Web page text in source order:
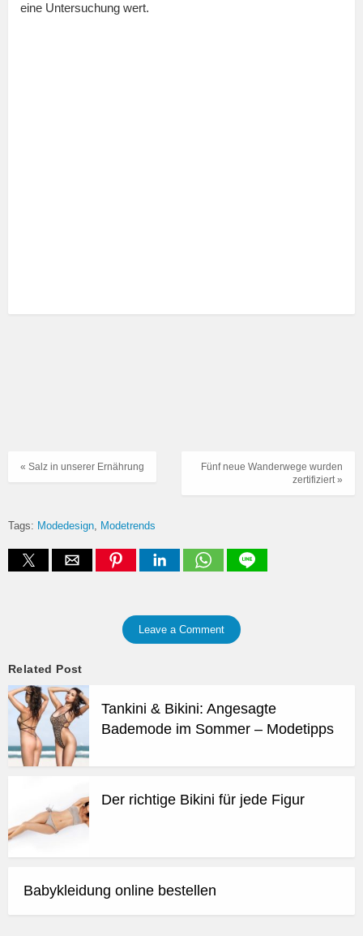
eine Untersuchung wert.
Fünf neue Wanderwege wurden
zertifiziert »
« Salz in unserer Ernährung
Tags: Modedesign Modetrends
Leave a Comment
Related Post
Tankini & Bikini: Angesagte
Bademode im Sommer – Modetipps
Der richtige Bikini für jede Figur
Babykleidung online bestellen